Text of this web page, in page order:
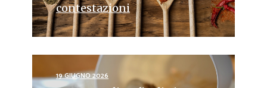
contestazioni
19 GIUGNO 2026